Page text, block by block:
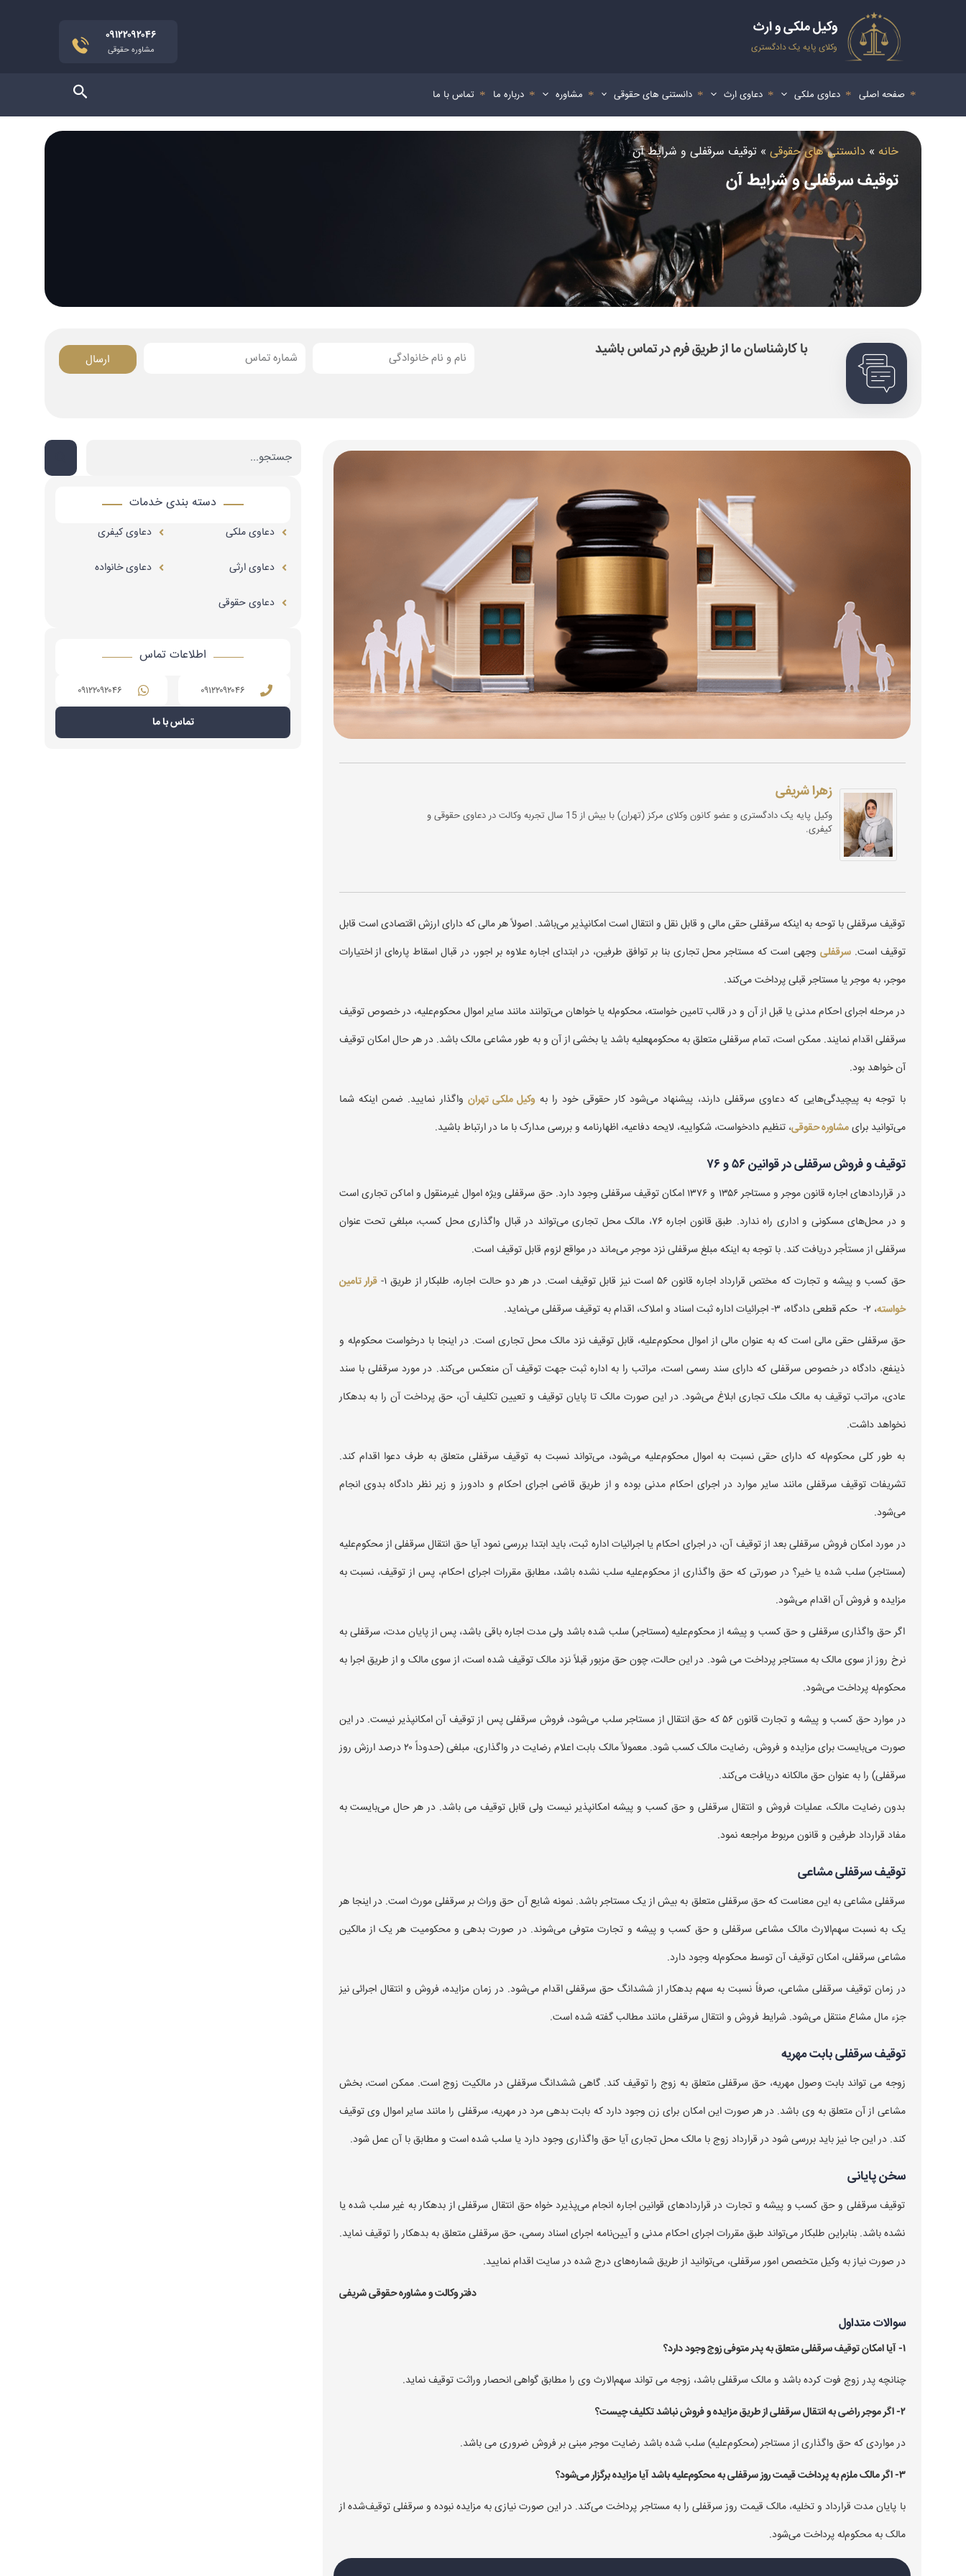
وکیل ملکی و ارث
وکلای پایه یک دادگستری
۰۹۱۲۲۰۹۲۰۴۶
مشاوره حقوقی
صفحه اصلی دعاوی ملکی دعاوی ارث دانستنی های حقوقی مشاوره درباره ما تماس با ما جستجو
خانه » دانستنی های حقوقی »توقیف سرقفلی و شرایط آن
توقیف سرقفلی و شرایط آن
با کارشناسان ما از طریق فرم در تماس باشید
ارسال
زهرا شریفی
وکیل پایه یک دادگستری و عضو کانون وکلای مرکز (تهران) با بیش از 15 سال تجربه وکالت در دعاوی حقوقی و
کیفری.
توقیف سرقفلی با توحه به اینکه سرقفلی حقی مالی و قابل نقل و انتقال است امکانپذیر می‌باشد. اصولاً هر مالی که دارای ارزش اقتصادی است قابل
توقیف است.سرقفلی وجهی است که مستاجر محل تجاری بنا بر توافق طرفین، در ابتدای اجاره علاوه بر اجور، در قبال اسقاط پاره‌ای از اختیارات
موجر، به موجر یا مستاجر قبلی پرداخت می‌کند.
در مرحله اجرای احکام مدنی یا قبل از آن و در قالب تامین خواسته، محکوم‌له یا خواهان می‌توانند مانند سایر اموال محکوم‌علیه، در خصوص توقیف
سرقفلی اقدام نمایند. ممکن است، تمام سرقفلی متعلق به محکومهعلیه باشد یا بخشی از آن و به طور مشاعی مالک باشد. در هر حال امکان توقیف
آن خواهد بود.
با توجه به پیچیدگی‌هایی که دعاوی سرقفلی دارند، پیشنهاد می‌شود کار حقوقی خود را بهوکیل ملکی تهران واگذار نمایید. ضمن اینکه شما
می‌توانید برایمشاوره حقوقی، تنظیم دادخواست، شکواییه، لایحه دفاعیه، اظهارنامه و بررسی مدارک با ما در ارتباط باشید.
توقیف و فروش سرقفلی در قوانین ۵۶ و ۷۶
در قراردادهای اجاره قانون موجر و مستاجر ۱۳۵۶ و ۱۳۷۶ امکان توقیف سرقفلی وجود دارد. حق سرقفلی ویژه اموال غیر‌منقول و اماکن تجاری است
و در محل‌های مسکونی و اداری راه ندارد. طبق قانون اجاره ۷۶، مالک محل تجاری می‌تواند در قبال واگذاری محل کسب، مبلغی تحت عنوان
سرقفلی از مستأجر دریافت کند. با توجه به اینکه مبلغ سرقفلی نزد موجر می‌ماند در مواقع لزوم قابل توقیف است.
حق کسب و پیشه و تجارت که مختص قرارداد اجاره قانون ۵۶ است نیز قابل توقیف است. در هر دو حالت اجاره، طلبکار از طریق ۱-
قرار تامین
خواسته، ۲- حکم قطعی دادگاه، ۳- اجرائیات اداره ثبت اسناد و املاک، اقدام به توقیف سرقفلی می‌نماید.
حق سرقفلی حقی مالی است که به عنوان مالی از اموال محکوم‌علیه، قابل توقیف نزد مالک محل تجاری است. در اینجا با درخواست محکوم‌له و
ذینفع، دادگاه در خصوص سرقفلی که دارای سند رسمی است، مراتب را به اداره ثبت جهت توقیف آن منعکس می‌کند. در مورد سرقفلی با سند
عادی، مراتب توقیف به مالک ملک تجاری ابلاغ می‌شود. در این صورت مالک تا پایان توقیف و تعیین تکلیف آن، حق پرداخت آن را به بدهکار
نخواهد داشت.
به طور کلی محکوم‌له که دارای حقی نسبت به اموال محکوم‌علیه می‌شود، می‌تواند نسبت به توقیف سرقفلی متعلق به طرف دعوا اقدام کند.
تشریفات توقيف سرقفلی مانند سایر موارد در اجرای احکام مدنی بوده و از طریق قاضی اجرای احکام و دادورز و زیر نظر دادگاه بدوی انجام
می‌شود.
در مورد امکان فروش سرقفلی بعد از توقیف آن، در اجرای احکام یا اجرائیات اداره ثبت، باید ابتدا بررسی نمود آیا حق انتقال سرقفلی از محکوم‌علیه
(مستاجر) سلب شده یا خیر؟ در صورتی که حق واگذاری از محکوم‌علیه سلب نشده باشد، مطابق مقررات اجرای احکام، پس از توقیف، نسبت به
مزایده و فروش آن اقدام می‌شود.
اگر حق واگذاری سرقفلی و حق کسب و پیشه از محکوم‌علیه (مستاجر) سلب شده باشد ولی مدت اجاره باقی باشد، پس از پایان مدت، سرقفلی به
نرخ روز از سوی مالک به مستاجر پرداخت می شود. در این حالت، چون حق مزبور قبلاً نزد مالک توقیف شده است، از سوی مالک و از طریق اجرا به
محکوم‌له پرداخت می‌شود.
در موارد حق کسب و پیشه و تجارت قانون ۵۶ که حق انتقال از مستاجر سلب می‌شود، فروش سرقفلی پس از توقیف آن امکانپذیر نیست. در این
صورت می‌بایست برای مزایده و فروش، رضایت مالک کسب شود. معمولاً مالک بابت اعلام رضایت در واگذاری، مبلغی (حدوداً ۲۰ درصد ارزش روز
سرقفلی) را به عنوان حق مالکانه دریافت می‌کند.
بدون رضایت مالک، عملیات فروش و انتقال سرقفلی و حق کسب و پیشه امکانپذیر نیست ولی قابل توقیف می باشد. در هر حال می‌بایست به
مفاد قرارداد طرفین و قانون مربوط مراجعه نمود.
توقیف سرقفلی مشاعی
سرقفلی مشاعی به این معناست که حق سرقفلی متعلق به بیش از یک مستاجر باشد. نمونه شایع آن حق وراث بر سرقفلی مورث است. در اینجا هر
یک به نسبت سهم‌الارث مالک مشاعی سرقفلی و حق کسب و پیشه و تجارت متوفی می‌شوند. در صورت بدهی و محکومیت هر یک از مالکین
مشاعی سرقفلی، امکان توقیف آن توسط محکوم‌له وجود دارد.
در زمان توقیف سرقفلی مشاعی، صرفاً نسبت به سهم بدهکار از ششدانگ حق سرقفلی اقدام می‌شود. در زمان مزایده، فروش و انتقال اجرائی نیز
جزء مال مشاع منتقل می‌شود. شرایط فروش و انتقال سرقفلی مانند مطالب گفته شده است.
توقیف سرقفلی بابت مهریه
زوجه می تواند بابت وصول مهریه، حق سرقفلی متعلق به زوج را توقیف کند. گاهی ششدانگ سرقفلی در مالکیت زوج است. ممکن است، بخش
مشاعی از آن متعلق به وی باشد. در هر صورت این امکان برای زن وجود دارد که بابت بدهی مرد در مهریه، سرقفلی را مانند سایر اموال وی توقیف
کند. در این جا نیز باید بررسی شود در قرارداد زوج با مالک محل تجاری آیا حق واگذاری وجود دارد یا سلب شده است و مطابق با آن عمل شود.
سخن پایانی
توقیف سرقفلی و حق کسب و پیشه و تجارت در قراردادهای قوانین اجاره انجام می‌پذیرد خواه حق انتقال سرقفلی از بدهکار به غیر سلب شده یا
نشده باشد. بنابراین طلبکار می‌تواند طبق مقررات اجرای احکام مدنی و آیین‌نامه اجرای اسناد رسمی، حق سرقفلی متعلق به بدهکار را توقیف نماید.
در صورت نیاز به وکیل متخصص امور سرقفلی، می‌توانید از طریق شماره‌های درج شده در سایت اقدام نمایید.
دفتر وکالت و مشاوره حقوقی شریفی
سوالات متداول
۱- آیا امکان توقیف سرقفلی متعلق به پدر متوفی زوج وجود دارد؟
چنانچه پدر زوج فوت کرده باشد و مالک سرقفلی باشد، زوجه می تواند سهم‌الارث وی را مطابق گواهی انحصار وراثت توقیف نماید.
۲- اگر موجر راضی به انتقال سرقفلی از طریق مزایده و فروش نباشد تکلیف چیست؟
در مواردی که حق واگذاری از مستاجر (محکوم‌علیه) سلب شده باشد رضایت موجر مبنی بر فروش ضروری می باشد.
۳- اگر مالک ملزم به پرداخت قیمت روز سرقفلی به محکوم‌علیه باشد آیا مزایده برگزار می‌شود؟
با پایان مدت قرارداد و تخلیه، مالک قیمت روز سرقفلی را به مستاجر پرداخت می‌کند. در این صورت نیازی به مزایده نبوده و سرقفلی توقیف‌شده از
مالک به محکوم‌له پرداخت می‌شود.
دسته بندی خدمات
دعاوی ملکی
دعاوی ارثی
دعاوی حقوقی
دعاوی کیفری
دعاوی خانواده
اطلاعات تماس
۰۹۱۲۲۰۹۲۰۴۶ ۰۹۱۲۲۰۹۲۰۴۶
تماس با ما